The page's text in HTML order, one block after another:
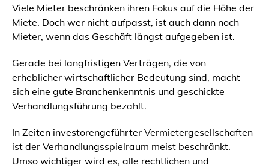
Viele Mieter beschränken ihren Fokus auf die Höhe der
Miete. Doch wer nicht aufpasst, ist auch dann noch
Mieter, wenn das Geschäft längst aufgegeben ist.
Gerade bei langfristigen Verträgen, die von
erheblicher wirtschaftlicher Bedeutung sind, macht
sich eine gute Branchenkenntnis und geschickte
Verhandlungsführung bezahlt.
In Zeiten investorengeführter Vermietergesellschaften
ist der Verhandlungsspielraum meist beschränkt.
Umso wichtiger wird es, alle rechtlichen und